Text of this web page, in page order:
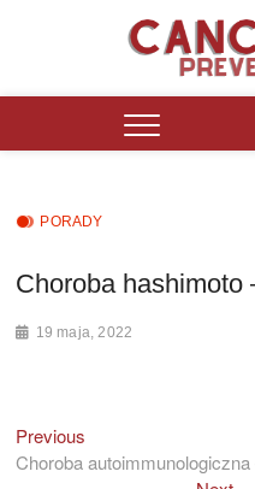
Cancer
PORTAL INFORMACYJNY
ZMAGAJĄCYCH SIĘ Z
PORADY
Choroba hashimoto
19 maja, 2022
Nawigacja
wpisu
Previous
post:
Choroba